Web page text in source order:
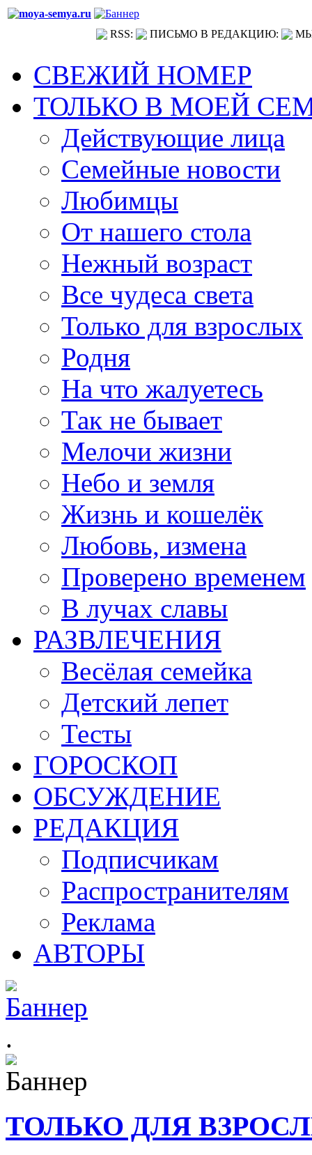
RSS: ПИСЬМО В РЕДАКЦИЮ:
СВЕЖИЙ НОМЕР
ТОЛЬКО В МОЕЙ
Действующие лица
Семейные новости
Любимцы
От нашего стола
Нежный возраст
Все чудеса света
Только для взрослых
Родня
На что жалуетесь
Так не бывает
Мелочи жизни
Небо и земля
Жизнь и кошелёк
Любовь, измена
Проверено временем
В лучах славы
РАЗВЛЕЧЕНИЯ
Весёлая семейка
Детский лепет
Тесты
ГОРОСКОП
ОБСУЖДЕНИЕ
РЕДАКЦИЯ
Подписчикам
Распространителям
Реклама
АВТОРЫ
.
ТОЛЬКО ДЛЯ